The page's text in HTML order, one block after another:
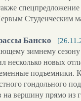
Студенческим
Банско
зимнему
несколько новых
подъемники.
гондольного
вершину прямо из